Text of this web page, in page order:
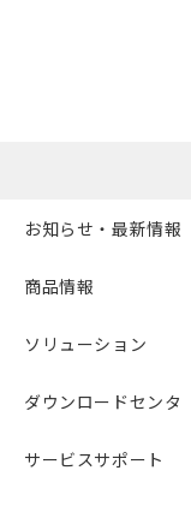
お知らせ・最新情報
商品情報
ソリューション
ダウンロードセンタ
サービスサポート